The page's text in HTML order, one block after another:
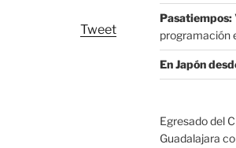
Tweet
Pasatiempos:
programación
En Japón
Egresado del
Guadalajara